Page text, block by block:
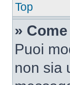
Top
»
Puoi
non sia